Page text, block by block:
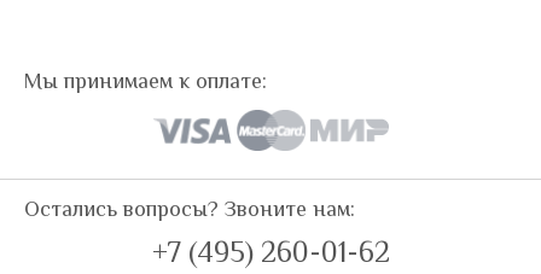
Мы принимаем к оплате:
Остались вопросы? Звоните нам:
+7 (495) 260-01-62